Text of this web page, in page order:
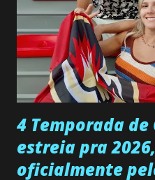
Paula sobre a suposta
Rogerio consegue se livrar
desaparecimento de
ter sido vítima da fúria de
que a clínica inseminou por
...
4 Temporada de
estreia pra
oficialmente